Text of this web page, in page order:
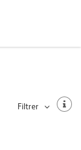
Filtrer